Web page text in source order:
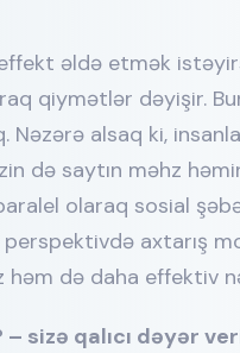
əldə etmək
qiymətlər
Nəzərə alsaq ki,
də saytın məhz
olaraq sosial
perspektivdə axtarış
də daha effektiv
sizə qalıcı dəyər